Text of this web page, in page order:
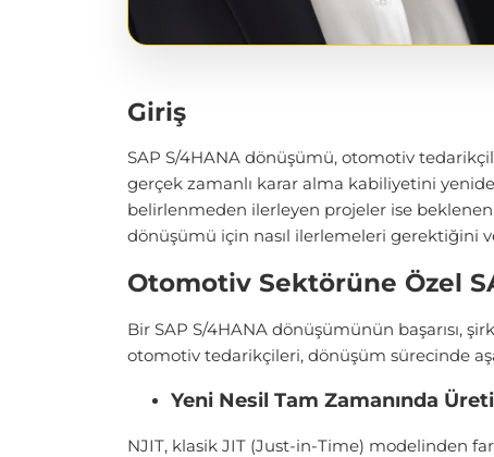
Giriş
SAP S/4HANA dönüşümü, otomotiv
gerçek zamanlı karar alma kabiliyetini
belirlenmeden ilerleyen projeler ise beklenen
dönüşümü için nasıl ilerlemeleri gerektiğini
Otomotiv Sektörüne Özel
Bir SAP S/4HANA dönüşümünün başarısı,
otomotiv tedarikçileri, dönüşüm sürecinde
Yeni Nesil Tam Zamanında
NJIT, klasik JIT (Just-in-Time) modelinden